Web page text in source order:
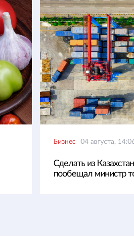
Бизнес 04 августа,
Сделать из
пообещал министр